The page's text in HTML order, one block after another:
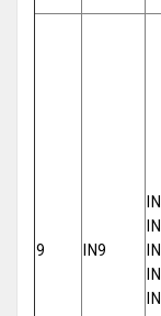
9 IN9